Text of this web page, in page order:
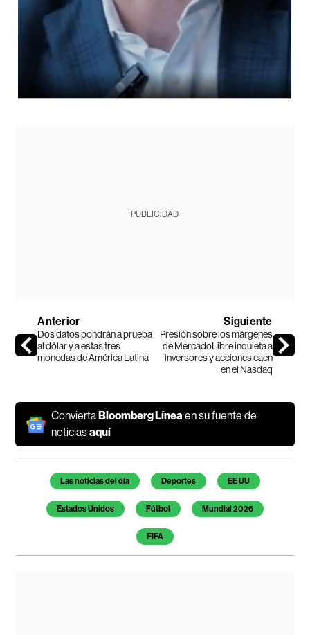
PUBLICIDAD
Anterior
Dos datos pondrán a prueba
al dólar y a estas tres
monedas de América Latina
Siguiente
Presión sobre los márgenes
de MercadoLibre inquieta a
inversores y acciones caen
en el Nasdaq
Convierta Bloomberg Líneaen su fuente de
noticiasaquí
Temas de este artículo
Las noticias del día Deportes EE UU
Estados Unidos Fútbol Mundial 2026
FIFA